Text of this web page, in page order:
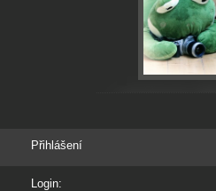
Přihlášení
Login: